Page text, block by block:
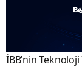
İBB’nin